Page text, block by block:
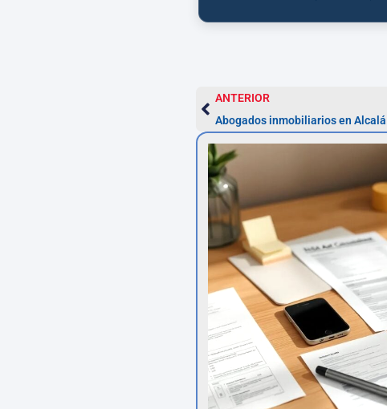
ANTERIOR